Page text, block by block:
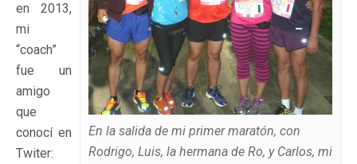
En la salida de mi primer maratón, con
Rodrigo, Luis, la hermana de Ro, y Carlos, mi
en 2013,
mi
“coach”
fue un
amigo
que
conocí en
Twiter: